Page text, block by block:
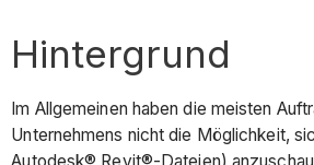
Hintergrund
Im Allgemeinen haben die meisten
Unternehmens nicht die Möglichkeit,